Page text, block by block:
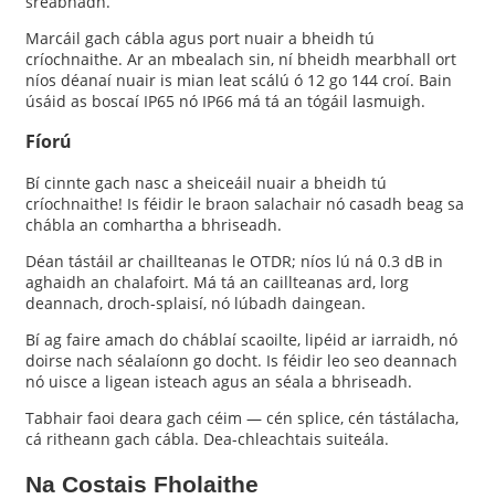
Marcáil gach cábla agus port nuair a bheidh tú
críochnaithe. Ar an mbealach sin, ní bheidh mearbhall ort
níos déanaí nuair is mian leat scálú ó 12 go 144 croí. Bain
úsáid as boscaí IP65 nó IP66 má tá an tógáil lasmuigh.
Fíorú
Bí cinnte gach nasc a sheiceáil nuair a bheidh tú
críochnaithe! Is féidir le braon salachair nó casadh beag sa
chábla an comhartha a bhriseadh.
Déan tástáil ar chaillteanas le OTDR; níos lú ná 0.3 dB in
aghaidh an chalafoirt. Má tá an caillteanas ard, lorg
deannach, droch-splaisí, nó lúbadh daingean.
Bí ag faire amach do cháblaí scaoilte, lipéid ar iarraidh, nó
doirse nach séalaíonn go docht. Is féidir leo seo deannach
nó uisce a ligean isteach agus an séala a bhriseadh.
Tabhair faoi deara gach céim — cén splice, cén tástálacha,
cá ritheann gach cábla. Dea-chleachtais suiteála.
Na Costais Fholaithe